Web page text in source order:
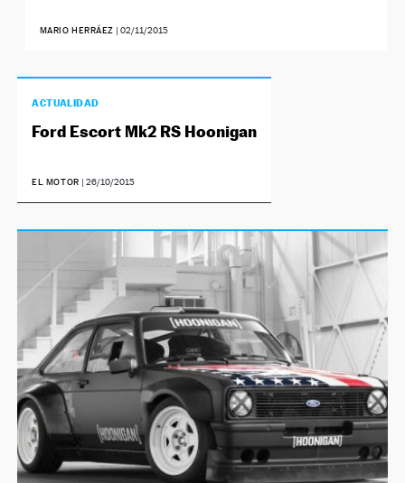
MARIO HERRÁEZ | 02/11/2015
ACTUALIDAD
Ford Escort Mk2 RS Hoonigan
EL MOTOR | 26/10/2015